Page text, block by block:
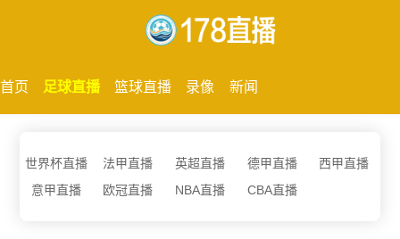
首页 足球直播 篮球直播 录像 新闻
世界杯直播 法甲直播 英超直播 德甲直播
西甲直播
意甲直播
欧冠直播 NBA直播 CBA直播